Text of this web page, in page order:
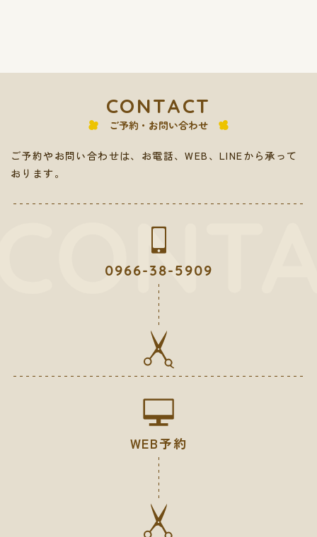
CONTACT
ご予約・お問い合わせ
ご予約やお問い合わせは、お電話、WEB、LINEから承って
おります。
0966-38-5909
WEB予約